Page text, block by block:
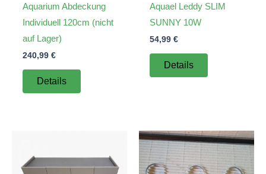
Aquarium Abdeckung
Individuell 120cm (nicht
auf Lager)
240,99 €
Details
Aquael Leddy SLIM
SUNNY 10W
54,99 €
Details